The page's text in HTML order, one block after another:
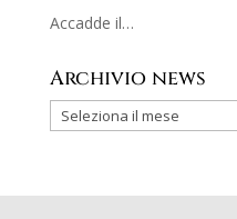
Accadde il…
Archivio news